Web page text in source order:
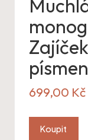
699,00 Kč
Koupit